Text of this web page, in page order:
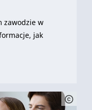
zawodzie w
jak